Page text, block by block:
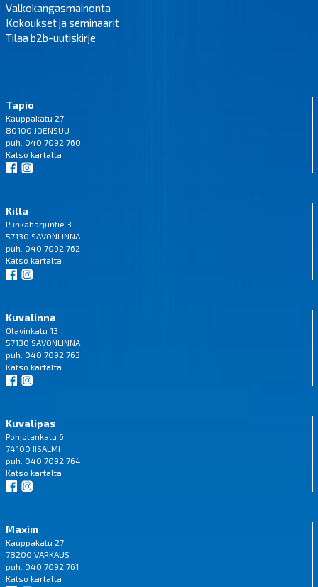
Valkokangasmainonta
Kokoukset ja seminaarit
Tilaa b2b-uutiskirje
Tapio
Kauppakatu 27
80100 JOENSUU
puh. 040 7092 760
Katso kartalta
Killa
Punkaharjuntie 3
57130 SAVONLINNA
puh. 040 7092 762
Katso kartalta
Kuvalinna
Olavinkatu 13
57130 SAVONLINNA
puh. 040 7092 763
Katso kartalta
Kuvalipas
Pohjolankatu 6
74100 IISALMI
puh. 040 7092 764
Katso kartalta
Maxim
Kauppakatu 27
78200 VARKAUS
puh. 040 7092 761
Katso kartalta